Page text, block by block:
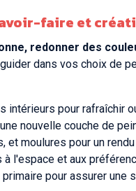
faire et
redonner des
dans vos choix de
intérieurs pour rafraîchir
nouvelle couche de
moulures pour un
l'espace et aux
pour assurer une